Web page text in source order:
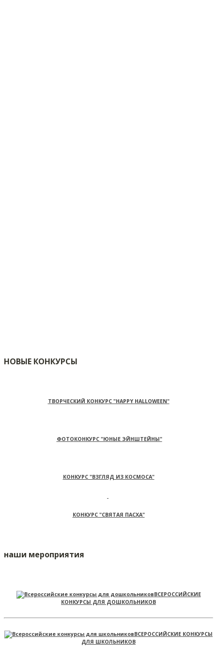
НОВЫЕ КОНКУРСЫ
ТВОРЧЕСКИЙ КОНКУРС "HAPPY HALLOWEEN"
ФОТОКОНКУРС "ЮНЫЕ ЭЙНШТЕЙНЫ"
КОНКУРС "ВЗГЛЯД ИЗ КОСМОСА"
КОНКУРС "СВЯТАЯ ПАСХА"
наши мероприятия
ВСЕРОССИЙСКИЕ
КОНКУРСЫ ДЛЯ ДОШКОЛЬНИКОВ
ВСЕРОССИЙСКИЕ КОНКУРСЫ
ДЛЯ ШКОЛЬНИКОВ